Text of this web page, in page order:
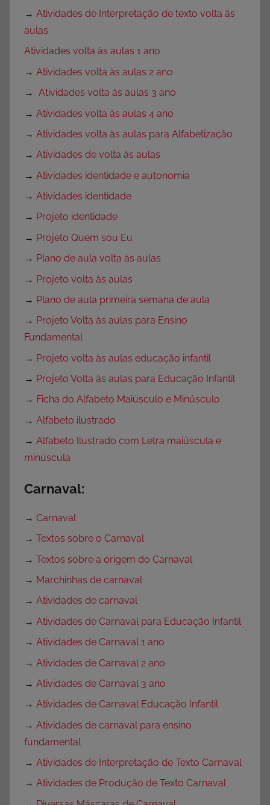
→ Atividades de Interpretação de texto volta às
aulas
Atividades volta às aulas 1 ano
→ Atividades volta às aulas 2 ano
→ Atividades volta às aulas 3 ano
→ Atividades volta às aulas 4 ano
→ Atividades volta às aulas para Alfabetização
→ Atividades de volta às aulas
→ Atividades identidade e autonomia
→ Atividades identidade
→ Projeto identidade
→ Projeto Quem sou Eu
→ Plano de aula volta às aulas
→ Projeto volta às aulas
→ Plano de aula primeira semana de aula
→ Projeto Volta às aulas para Ensino
Fundamental
→ Projeto volta às aulas educação infantil
→ Projeto Volta às aulas para Educação Infantil
→ Ficha do Alfabeto Maiúsculo e Minúsculo
→ Alfabeto ilustrado
→ Alfabeto Ilustrado com Letra maiúscula e
minúscula
Carnaval:
→ Carnaval
→ Textos sobre o Carnaval
→ Textos sobre a origem do Carnaval
→ Marchinhas de carnaval
→ Atividades de carnaval
→ Atividades de Carnaval para Educação Infantil
→ Atividades de Carnaval 1 ano
→ Atividades de Carnaval 2 ano
→ Atividades de Carnaval 3 ano
→ Atividades de Carnaval Educação Infantil
→ Atividades de carnaval para ensino
fundamental
→ Atividades de Interpretação de Texto Carnaval
→ Atividades de Produção de Texto Carnaval